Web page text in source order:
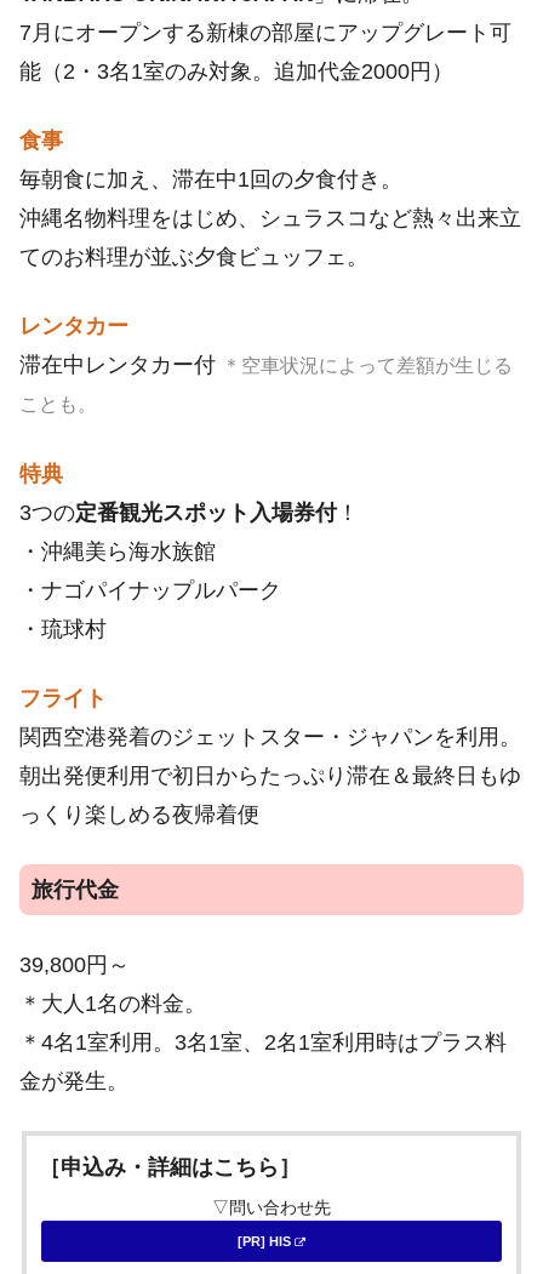
7月にオープンする新棟の部屋にアップグレート可
能（2・3名1室のみ対象。追加代金2000円）
食事
毎朝食に加え、滞在中1回の夕食付き。
沖縄名物料理をはじめ、シュラスコなど熱々出来立
てのお料理が並ぶ夕食ビュッフェ。
レンタカー
滞在中レンタカー付 ＊空車状況によって差額が生じる
ことも。
特典
3つの定番観光スポット入場券付！
・沖縄美ら海水族館
・ナゴパイナップルパーク
・琉球村
フライト
関西空港発着のジェットスター・ジャパンを利用。
朝出発便利用で初日からたっぷり滞在＆最終日もゆ
っくり楽しめる夜帰着便
旅行代金
39,800円～
＊大人1名の料金。
＊4名1室利用。3名1室、2名1室利用時はプラス料
金が発生。
［申込み・詳細はこちら］
▽問い合わせ先
[PR] HIS